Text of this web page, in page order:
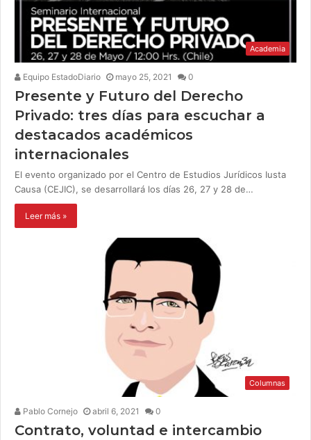
Academia
Equipo EstadoDiario mayo 25, 2021 0
Presente y Futuro del Derecho
Privado: tres días para escuchar a
destacados académicos
internacionales
El evento organizado por el Centro de Estudios Jurídicos Iusta
Causa (CEJIC), se desarrollará los días 26, 27 y 28 de…
Leer más »
Columnas
Pablo Cornejo abril 6, 2021 0
Contrato, voluntad e intercambio